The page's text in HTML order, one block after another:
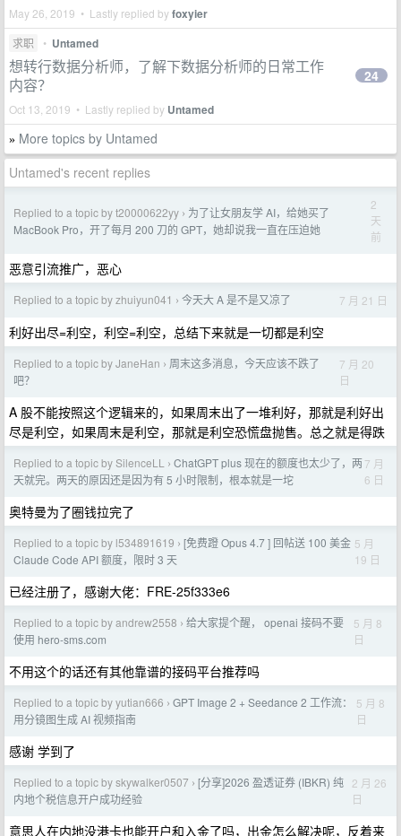
May 26, 2019 • Lastly replied byfoxyier
求职 • Untamed
想转行数据分析师，了解下数据分析师的日常工作
内容？
Oct 13, 2019 • Lastly replied by Untamed
24
» More topics by Untamed
Untamed's recent replies
Replied to a topic by t20000622yy › 为了让女朋友学 AI，给她买了
MacBook Pro，开了每月 200 刀的 GPT，她却说我一直在压迫她
2
天
前
恶意引流推广，恶心
Replied to a topic by zhuiyun041 › 今天大 A 是不是又凉了 7 月 21 日
利好出尽=利空，利空=利空，总结下来就是一切都是利空
Replied to a topic by JaneHan › 周末这多消息，今天应该不跌了
吧？
7 月 20
日
A 股不能按照这个逻辑来的，如果周末出了一堆利好，那就是利好出
尽是利空，如果周末是利空，那就是利空恐慌盘抛售。总之就是得跌
Replied to a topic by SilenceLL › ChatGPT plus 现在的额度也太少了，两
天就完。两天的原因还是因为有 5 小时限制，根本就是一坨
7 月
6 日
奥特曼为了圈钱拉完了
Replied to a topic by l534891619 › [免费蹬 Opus 4.7 ] 回帖送 100 美金
Claude Code API 额度，限时 3 天
5 月
19 日
已经注册了，感谢大佬：FRE-25f333e6
Replied to a topic by andrew2558 › 给大家提个醒， openai 接码不要
使用 hero-sms.com
5 月 8
日
不用这个的话还有其他靠谱的接码平台推荐吗
Replied to a topic by yutian666 › GPT Image 2 + Seedance 2 工作流：
用分镜图生成 AI 视频指南
5 月 8
日
感谢 学到了
Replied to a topic by skywalker0507 › [分享]2026 盈透证券 (IBKR) 纯
内地个税信息开户成功经验
2 月 26
日
意思人在内地没港卡也能开户和入金了吗，出金怎么解决呢，反着来